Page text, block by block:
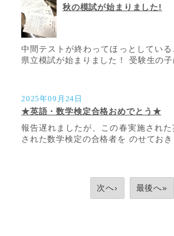
秋の模試が始まりました!
中間テストが終わってほっとしてい
県立模試が始まりました！ 受験生の
2025年09月24日
★英語・数学検定合格おめでとう★
報告遅れましたが、この春実施され
された数学検定の合格者を のせてお
次へ› 最後へ»